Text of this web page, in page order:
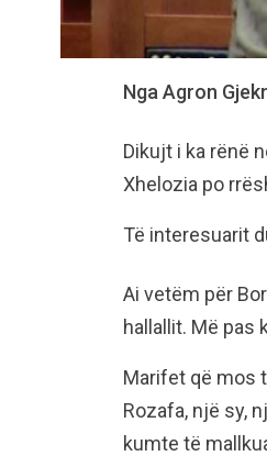
Nga Agron
Dikujt i ka rënë
Xhelozia po
Të interesuarit
Ai vetëm për
hallallit. Më pas
Marifet që mos
Rozafa, një sy,
kumte të